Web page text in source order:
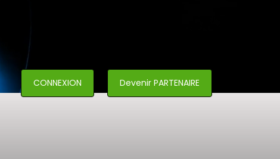
CONNEXION Devenir PARTENAIRE